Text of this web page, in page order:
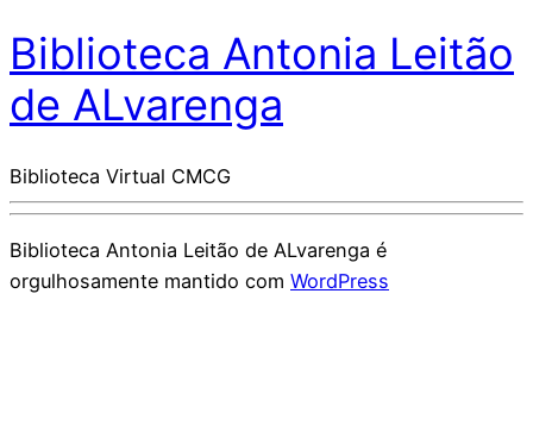
Biblioteca Antonia Leitão
de ALvarenga
Biblioteca Virtual CMCG
Biblioteca Antonia Leitão de ALvarenga é
orgulhosamente mantido com WordPress